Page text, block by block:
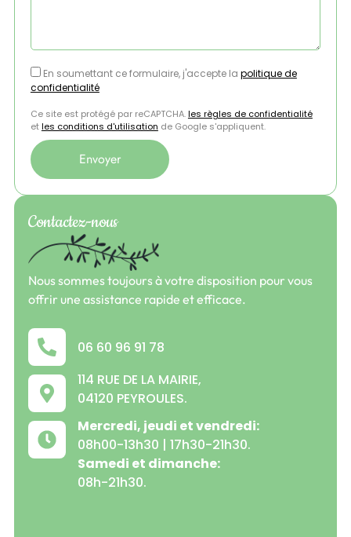
Contactez-nous
Nous sommes toujours à votre disposition pour vous
offrir une assistance rapide et efficace.
06 60 96 91 78
114 RUE DE LA MAIRIE,
04120 PEYROULES.
Mercredi, jeudi et vendredi:
08h00-13h30 | 17h30-21h30.
Samedi et dimanche:
08h-21h30.
En soumettant ce formulaire, j'accepte la politique de
confidentialité
Ce site est protégé par reCAPTCHA.les règles de confidentialité
etles conditions d'utilisation de Google s'appliquent.